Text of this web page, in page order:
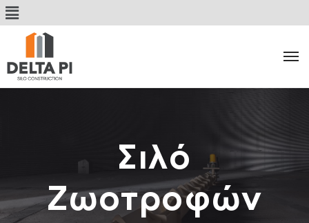
Σιλό
Ζωοτροφών